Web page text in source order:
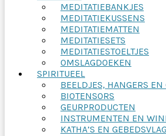
MEDITATIEBANKJES
MEDITATIEKUSSENS
MEDITATIEMATTEN
MEDITATIESETS
MEDITATIESTOELTJES
OMSLAGDOEKEN
SPIRITUEEL
BEELDJES, HANGERS
BIOTENSORS
GEURPRODUCTEN
INSTRUMENTEN EN
KATHA’S EN